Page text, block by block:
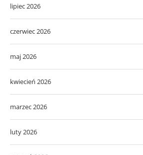
lipiec 2026
czerwiec 2026
maj 2026
kwiecień 2026
marzec 2026
luty 2026